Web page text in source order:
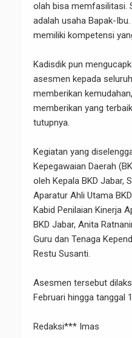
olah bisa memfasilitasi.
adalah usaha Bapak-
memiliki kompetensi
Kadisdik pun
asesmen kepada
memberikan
memberikan yang
tutupnya.
Kegiatan yang
Kepegawaian Daerah
oleh Kepala BKD Jabar,
Aparatur Ahli Utama
Kabid Penilaian Kinerja
BKD Jabar, Anita
Guru dan Tenaga
Restu Susanti.
Asesmen tersebut
Februari hingga tanggal
Redaksi*** Imas